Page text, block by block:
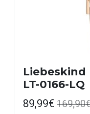
Liebeskind
LT-0166-LQ
89,99€